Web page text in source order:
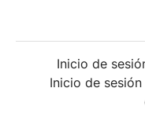
Inicio de
Inicio de